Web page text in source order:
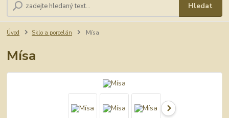
Hledat
Úvod Sklo a porcelán Mísa
Mísa